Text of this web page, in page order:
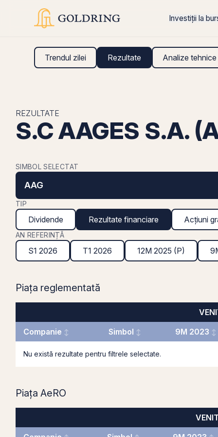
Investiții la
Trendul zilei Rezultate Analize tehnice
REZULTATE
S.C AAGES S.A.
SIMBOL SELECTAT
AAG
TIP
Dividende Rezultate financiare Acțiuni
AN REFERINȚĂ
S1 2026 T1 2026 12M 2025 (P)
Piața reglementată
Companie
Simbol 9M 2023
Nu există rezultate pentru filtrele selectate.
Piața AeRO